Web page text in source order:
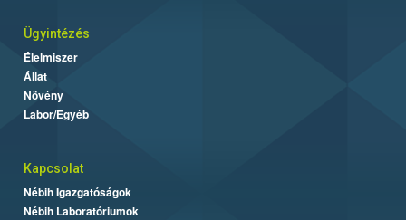
Ügyintézés
Élelmiszer
Állat
Növény
Labor/Egyéb
Kapcsolat
Nébih Igazgatóságok
Nébih Laboratóriumok